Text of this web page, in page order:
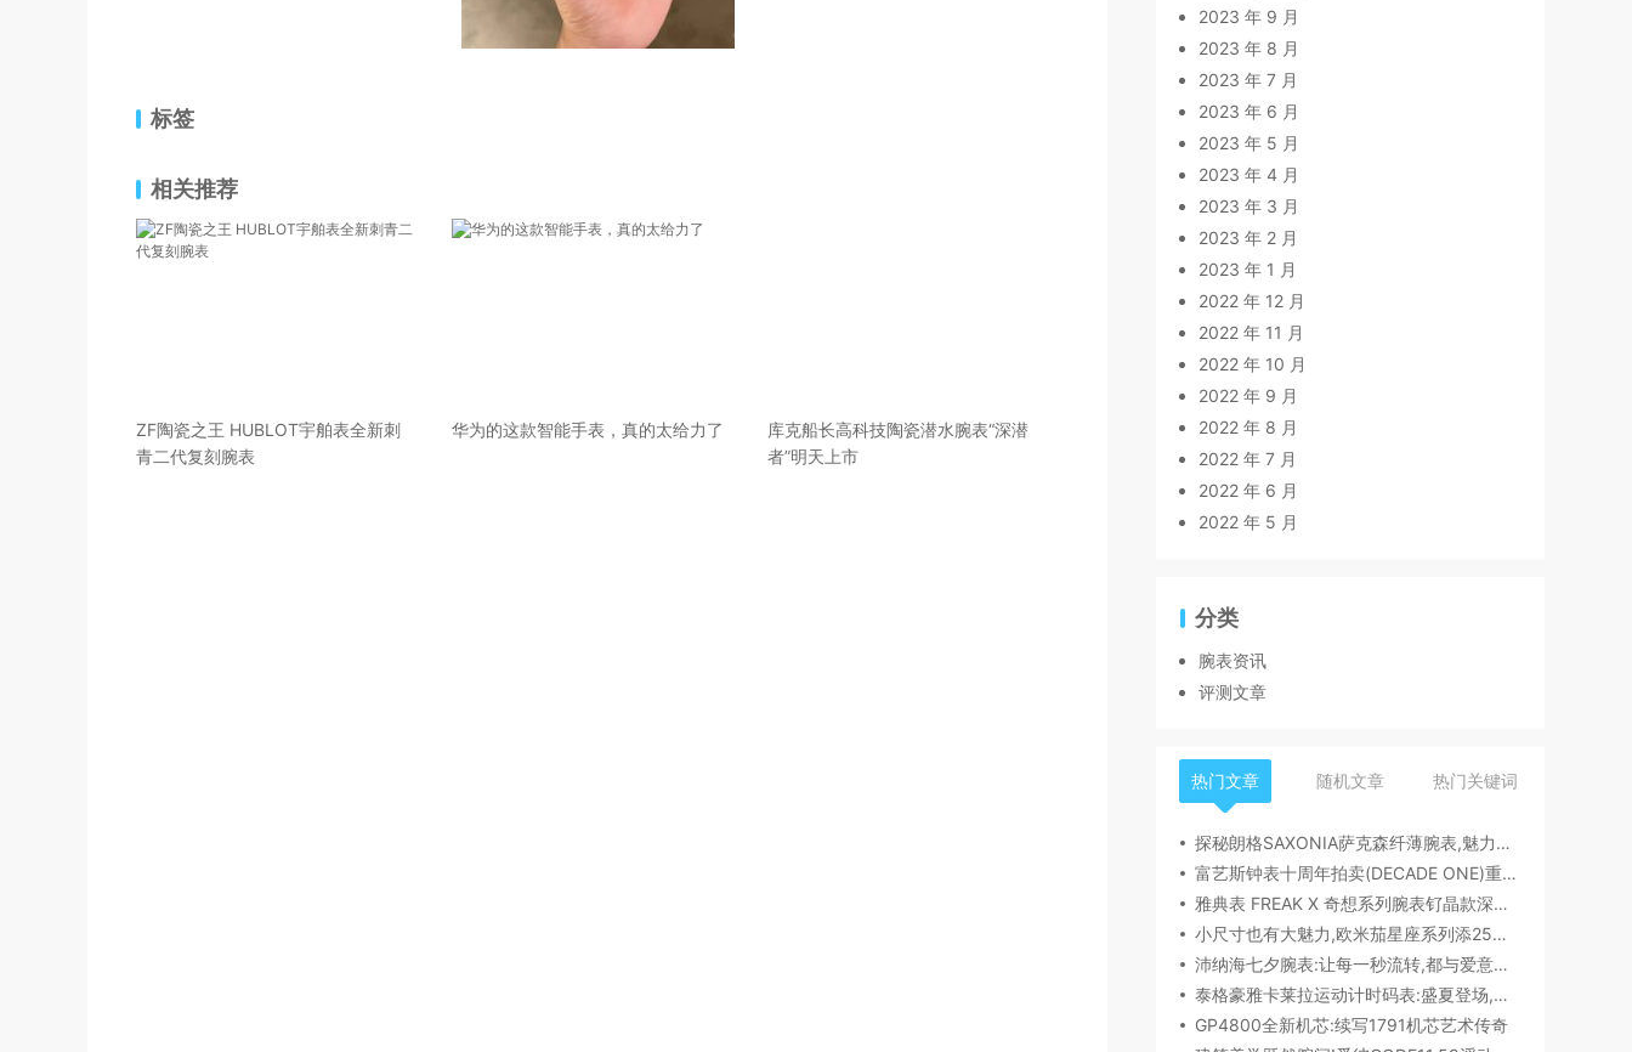
标签
相关推荐
ZF陶瓷之王 HUBLOT宇舶表全新刺
青二代复刻腕表
华为的这款智能手表，真的太给力了
库克船长高科技陶瓷潜水腕表“深潜
者”明天上市
2023 年 9 月
2023 年 8 月
2023 年 7 月
2023 年 6 月
2023 年 5 月
2023 年 4 月
2023 年 3 月
2023 年 2 月
2023 年 1 月
2022 年 12 月
2022 年 11 月
2022 年 10 月
2022 年 9 月
2022 年 8 月
2022 年 7 月
2022 年 6 月
2022 年 5 月
分类
腕表资讯
评测文章
热门文章 随机文章 热门关键词
探秘朗格SAXONIA萨克森纤薄腕表,魅力究竟何在？
富艺斯钟表十周年拍卖(DECADE ONE)重磅登场:首枚百达翡丽1518精钢腕表领衔呈献
雅典表 FREAK X 奇想系列腕表钌晶款深度解读​
小尺寸也有大魅力,欧米茄星座系列添25mm/28mm新作,精致感拉满
沛纳海七夕腕表:让每一秒流转,都与爱意同行
泰格豪雅卡莱拉运动计时码表:盛夏登场,精密机械诠释极速魅力
GP4800全新机芯:续写1791机芯艺术传奇